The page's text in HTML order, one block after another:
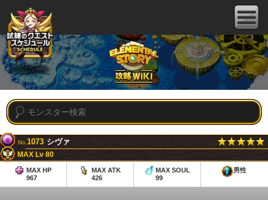
No.1073 シヴァ
MAX Lv 80
MAX HP
967
MAX ATK
426
MAX SOUL
99
男性